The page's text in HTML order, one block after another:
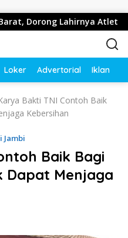
Lahirnya Atlet
Loker Advertorial Iklan
Bakti TNI Contoh Baik
Kebersihan
Jambi
Baik Bagi
Dapat Menjaga